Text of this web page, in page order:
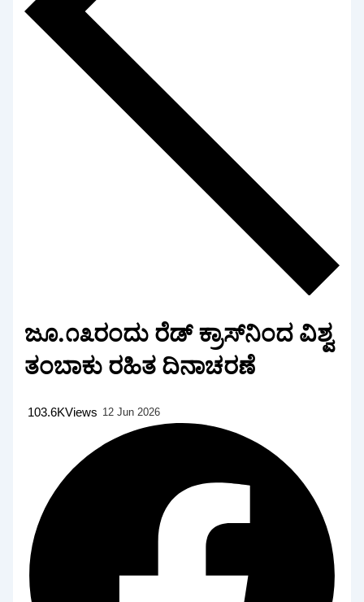
ಜೂ.೧೩ರಂದು ರೆಡ್‌ ಕ್ರಾಸ್‌ನಿಂದ ವಿಶ್ವ
ತಂಬಾಕು ರಹಿತ ದಿನಾಚರಣೆ
103.6KViews 12 Jun 2026